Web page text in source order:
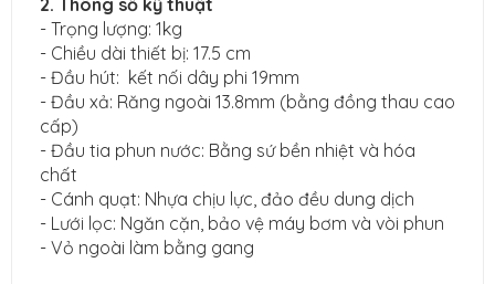
2. Thông số kỹ thuật
- Trọng lượng: 1kg
- Chiều dài thiết bị: 17.5 cm
- Đầu hút: kết nối dây phi 19mm
- Đầu xả: Răng ngoài 13.8mm (bằng đồng thau cao
cấp)
- Đầu tia phun nước: Bằng sứ bền nhiệt và hóa
chất
- Cánh quạt: Nhựa chịu lực, đảo đều dung dịch
- Lưới lọc: Ngăn cặn, bảo vệ máy bơm và vòi phun
- Vỏ ngoài làm bằng gang